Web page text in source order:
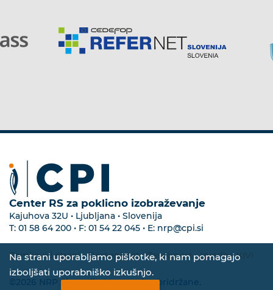
Na strani uporabljamo piškotke, ki nam pomagajo
izboljšati uporabniško izkušnjo.
Center RS za poklicno izobraževanje
Kajuhova 32U • Ljubljana • Slovenija
T: 01 58 64 200 • F: 01 54 22 045 • E: nrp@cpi.si
Zemljevid strani•Dostopnost•Zasebnost •Izvedba KIVI
©2026 NRP Slovenija. Vse pravice pridržane.